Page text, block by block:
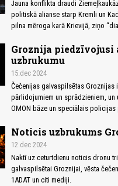
Jauna konflikta draudi
politiskā alianse starp Kremli un
pilna mēroga karā Krievijā, ziņo
Groznija
uzbrukumu
15.dec 2024
Čečenijas galvaspilsētas
pārlidojumiem un sprādzieniem, un
OMON bāze un speciālais policijas
Noticis uzbrukums
12.dec 2024
Naktī uz ceturtdienu noticis dronu
galvaspilsētai Groznijai, vēsta
1ADAT un citi mediji.